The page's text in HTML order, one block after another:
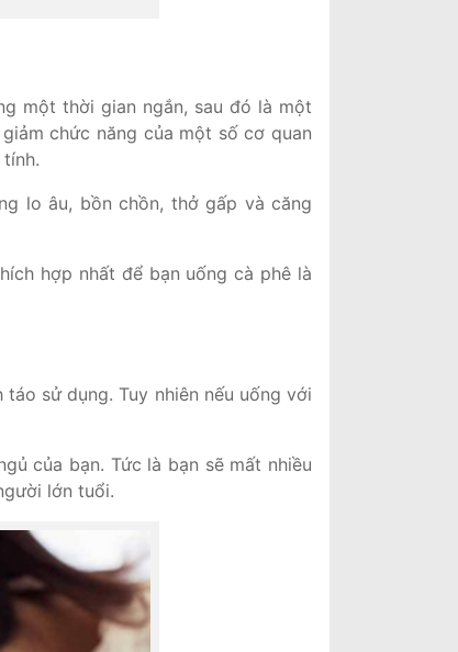
một thời gian ngắn, sau đó là một
chức năng của một số cơ quan
lo âu, bồn chồn, thở gấp và căng
hợp nhất để bạn uống cà phê là
sử dụng. Tuy nhiên nếu uống với
của bạn. Tức là bạn sẽ mất nhiều
lớn tuổi.